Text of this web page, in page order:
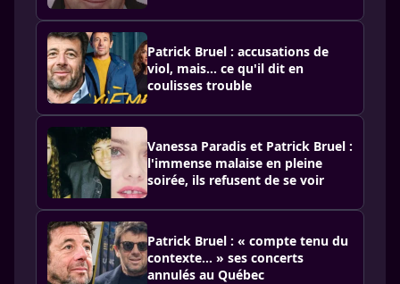
Patrick Bruel : accusations de
viol, mais… ce qu'il dit en
coulisses trouble
Vanessa Paradis et Patrick Bruel :
l'immense malaise en pleine
soirée, ils refusent de se voir
Patrick Bruel : « compte tenu du
contexte… » ses concerts
annulés au Québec